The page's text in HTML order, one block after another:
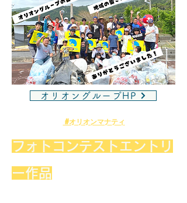
オリオングループHP
#オリオンマナティ
​​フォトコンテストエントリ
ー作品